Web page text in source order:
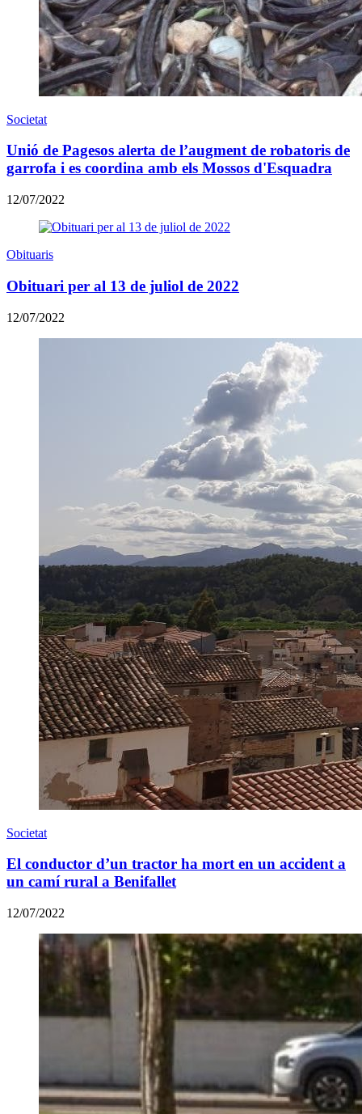
Societat
Unió de Pagesos alerta de l’augment de robatoris de
garrofa i es coordina amb els Mossos d'Esquadra
12/07/2022
Obituaris
Obituari per al 13 de juliol de 2022
12/07/2022
Societat
El conductor d’un tractor ha mort en un accident a
un camí rural a Benifallet
12/07/2022